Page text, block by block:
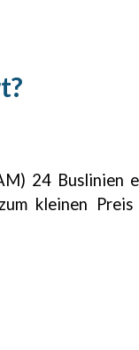
24 Buslinien
kleinen